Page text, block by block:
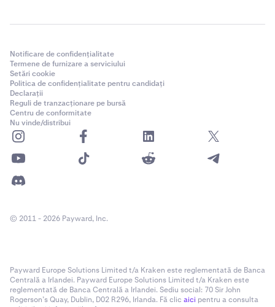
Notificare de confidențialitate
Termene de furnizare a serviciului
Setări cookie
Politica de confidențialitate pentru candidați
Declarații
Reguli de tranzacționare pe bursă
Centru de conformitate
Nu vinde/distribui
© 2011 - 2026 Payward, Inc.
Payward Europe Solutions Limited t/a Kraken este reglementată de Banca
Centrală a Irlandei. Payward Europe Solutions Limited t/a Kraken este
reglementată de Banca Centrală a Irlandei. Sediu social: 70 Sir John
Rogerson’s Quay, Dublin, D02 R296, Irlanda. Fă clic aici pentru a consulta